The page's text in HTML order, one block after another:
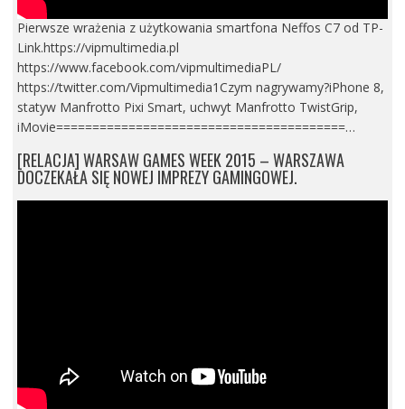
Pierwsze wrażenia z użytkowania smartfona Neffos C7 od TP-
Link.https://vipmultimedia.pl
https://www.facebook.com/vipmultimediaPL/
https://twitter.com/Vipmultimedia1Czym nagrywamy?iPhone 8,
statyw Manfrotto Pixi Smart, uchwyt Manfrotto TwistGrip,
iMovie========================================…
[RELACJA] WARSAW GAMES WEEK 2015 – WARSZAWA
DOCZEKAŁA SIĘ NOWEJ IMPREZY GAMINGOWEJ.